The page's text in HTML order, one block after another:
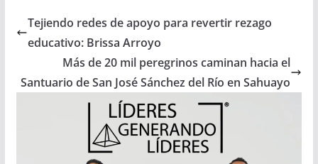
Tejiendo redes de apoyo para revertir rezago
educativo: Brissa Arroyo
Más de 20 mil peregrinos caminan hacia el
Santuario de San José Sánchez del Río en Sahuayo